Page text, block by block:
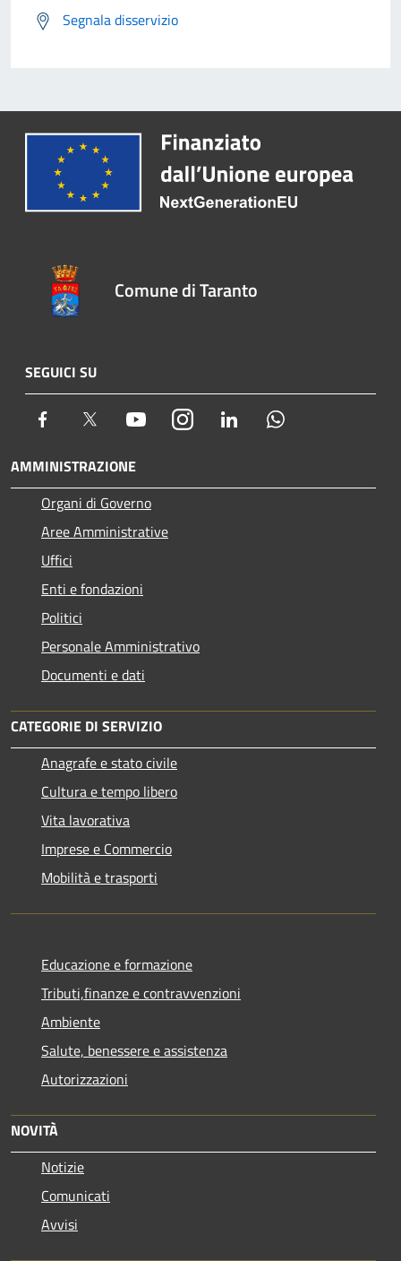
Segnala disservizio
Comune di Taranto
SEGUICI SU
Facebook Twitter YoutubeInstagram LinkedIn
AMMINISTRAZIONE
Organi di Governo
Aree Amministrative
Uffici
Enti e fondazioni
Politici
Personale Amministrativo
Documenti e dati
CATEGORIE DI SERVIZIO
Anagrafe e stato civile
Cultura e tempo libero
Vita lavorativa
Imprese e Commercio
Mobilità e trasporti
Educazione e formazione
Tributi,finanze e contravvenzioni
Ambiente
Salute, benessere e assistenza
Autorizzazioni
NOVITÀ
Notizie
Comunicati
Avvisi